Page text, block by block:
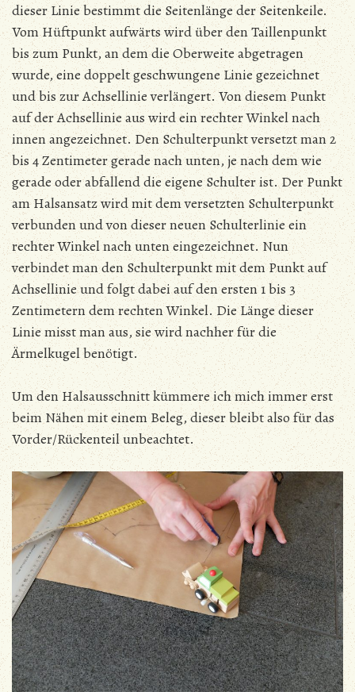
dieser Linie bestimmt die Seitenlänge der Seitenkeile.
Vom Hüftpunkt aufwärts wird über den Taillenpunkt
bis zum Punkt, an dem die Oberweite abgetragen
wurde, eine doppelt geschwungene Linie gezeichnet
und bis zur Achsellinie verlängert. Von diesem Punkt
auf der Achsellinie aus wird ein rechter Winkel nach
innen angezeichnet. Den Schulterpunkt versetzt man 2
bis 4 Zentimeter gerade nach unten, je nach dem wie
gerade oder abfallend die eigene Schulter ist. Der Punkt
am Halsansatz wird mit dem versetzten Schulterpunkt
verbunden und von dieser neuen Schulterlinie ein
rechter Winkel nach unten eingezeichnet. Nun
verbindet man den Schulterpunkt mit dem Punkt auf
Achsellinie und folgt dabei auf den ersten 1 bis 3
Zentimetern dem rechten Winkel. Die Länge dieser
Linie misst man aus, sie wird nachher für die
Ärmelkugel benötigt.
Um den Halsausschnitt kümmere ich mich immer erst
beim Nähen mit einem Beleg, dieser bleibt also für das
Vorder/Rückenteil unbeachtet.